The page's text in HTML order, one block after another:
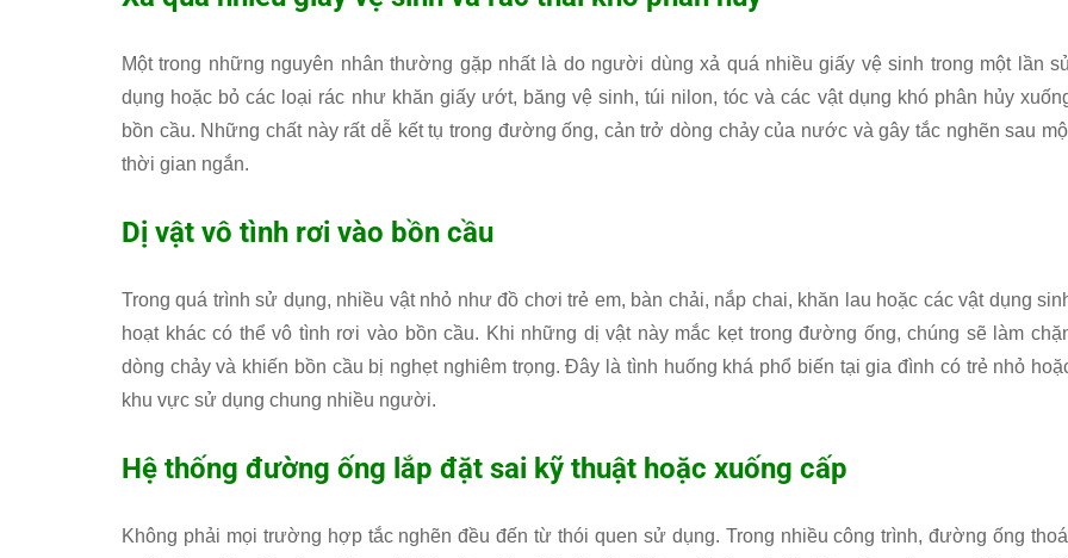
Một trong những nguyên nhân thường gặp nhất là do người dùng xả quá nhiều giấy vệ sinh trong một lần
dụng hoặc bỏ các loại rác như khăn giấy ướt, băng vệ sinh, túi nilon, tóc và các vật dụng khó phân hủy
bồn cầu. Những chất này rất dễ kết tụ trong đường ống, cản trở dòng chảy của nước và gây tắc nghẽn sau
thời gian ngắn.
Dị vật vô tình rơi vào bồn cầu
Trong quá trình sử dụng, nhiều vật nhỏ như đồ chơi trẻ em, bàn chải, nắp chai, khăn lau hoặc các vật dụng
hoạt khác có thể vô tình rơi vào bồn cầu. Khi những dị vật này mắc kẹt trong đường ống, chúng sẽ làm
dòng chảy và khiến bồn cầu bị nghẹt nghiêm trọng. Đây là tình huống khá phổ biến tại gia đình có trẻ nhỏ
khu vực sử dụng chung nhiều người.
Hệ thống đường ống lắp đặt sai kỹ thuật hoặc xuống cấp
Không phải mọi trường hợp tắc nghẽn đều đến từ thói quen sử dụng. Trong nhiều công trình, đường ống